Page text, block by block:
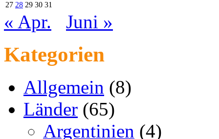
27 28 29 30 31
« Apr. Juni »
Kategorien
Allgemein (8)
Länder (65)
Argentinien (4)